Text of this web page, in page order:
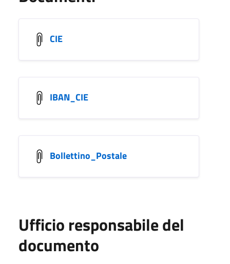
CIE
IBAN_CIE
Bollettino_Postale
Ufficio responsabile del
documento